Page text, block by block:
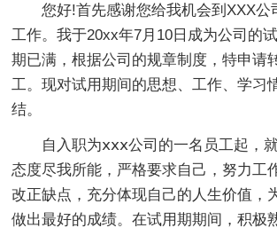
您好!首先感谢您给我机会到XXX公
工作。我于20xx年7月10日成为公司的
期已满，根据公司的规章制度，特申请
工。现对试用期间的思想、工作、学习
结。
自入职为ⅹⅹⅹ公司的一名员工起，就
态度尽我所能，严格要求自己，努力工
改正缺点，充分体现自己的人生价值，
做出最好的成绩。在试用期期间，积极